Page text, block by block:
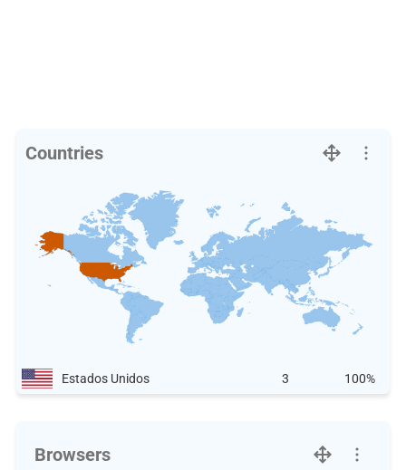
Countries
Estados Unidos 3 100%
Browsers